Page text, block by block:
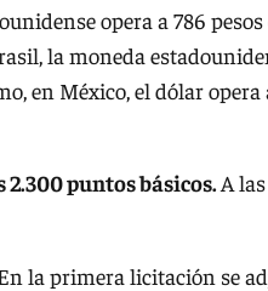
opera a 786
la moneda
en México, el dólar opera
puntos básicos.A
la primera licitación se